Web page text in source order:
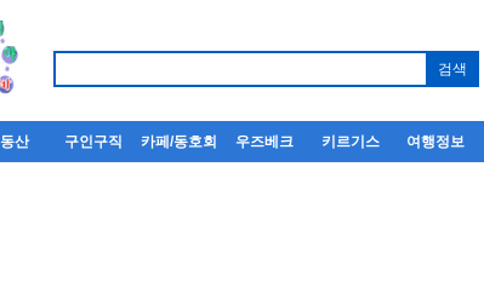
산 구인구직 카페/동호회 우즈베크 키르기스 여행정보